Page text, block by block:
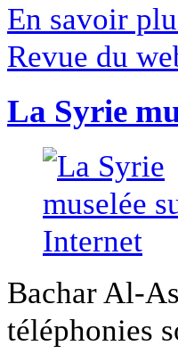
En savoir
Revue du
La Syrie
Bachar Al-
téléphonies